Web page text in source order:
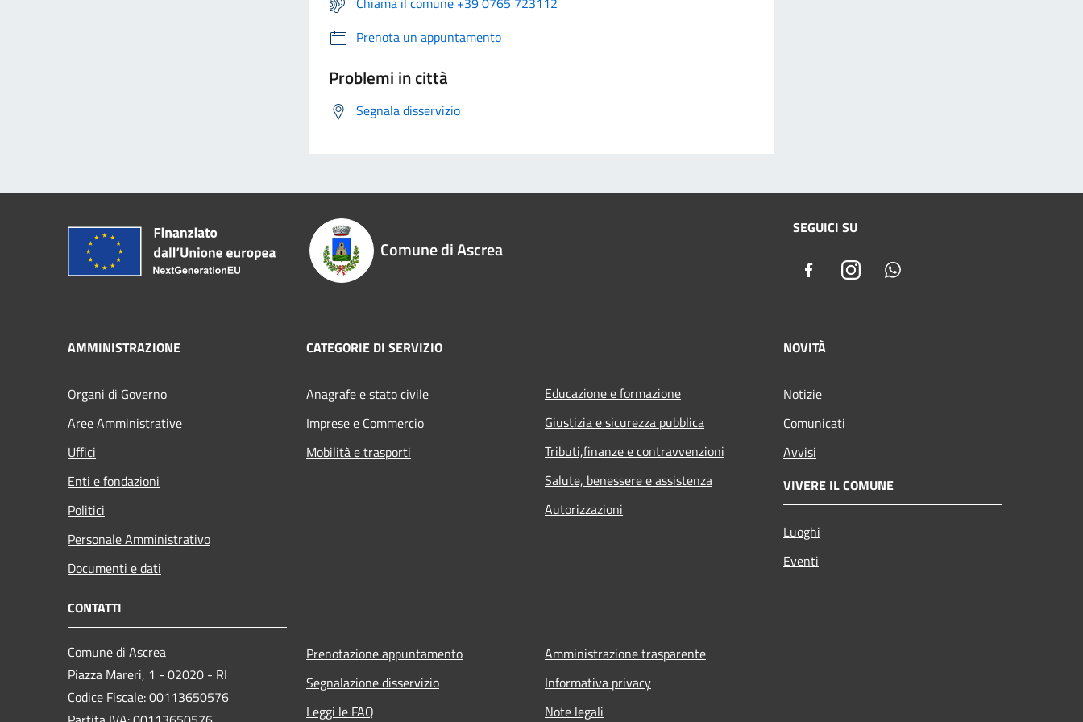
Prenota un appuntamento
Problemi in città
Segnala disservizio
Comune di Ascrea
SEGUICI SU
FacebookInstagram
AMMINISTRAZIONE
Organi di Governo
Aree Amministrative
Uffici
Enti e fondazioni
Politici
Personale Amministrativo
Documenti e dati
CATEGORIE DI SERVIZIO
Anagrafe e stato civile
Imprese e Commercio
Mobilità e trasporti
Educazione e formazione
Giustizia e sicurezza pubblica
Tributi,finanze e contravvenzioni
Salute, benessere e assistenza
Autorizzazioni
NOVITÀ
Notizie
Comunicati
Avvisi
VIVERE IL COMUNE
Luoghi
Eventi
CONTATTI
Comune di Ascrea
Piazza Mareri, 1 - 02020 - RI
Codice Fiscale: 00113650576
Prenotazione appuntamento
Segnalazione disservizio
Leggi le FAQ
Amministrazione trasparente
Informativa privacy
Note legali